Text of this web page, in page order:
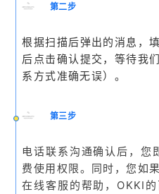
第二步
根据扫描后弹出的消息，
后点击确认提交，等待我
系方式准确无误）。
第三步
电话联系沟通确认后，您
费使用权限。同时，您如
在线客服的帮助，OKKI